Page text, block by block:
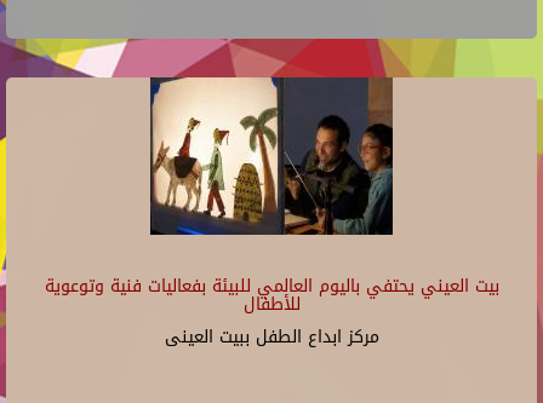
بيت العيني يحتفي باليوم العالمي للبيئة بفعاليات فنية وتوعوية
للأطفال
مركز ابداع الطفل ببيت العينى